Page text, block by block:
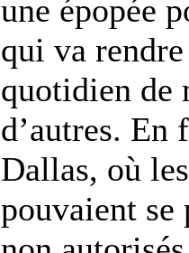
une épopée
qui va
quotidien de
d’autres. En
Dallas, où
pouvaient se